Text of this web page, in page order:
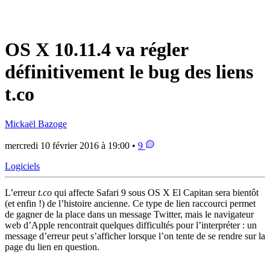
OS X 10.11.4 va régler
définitivement le bug des liens
t.co
Mickaël Bazoge
mercredi 10 février 2016 à 19:00 • 9
Logiciels
L’erreurt.co qui affecte Safari 9 sous OS X El Capitan sera bientôt
(et enfin !) de l’histoire ancienne. Ce type de lien raccourci permet
de gagner de la place dans un message Twitter, mais le navigateur
web d’Apple rencontrait quelques difficultés pour l’interpréter : un
message d’erreur peut s’afficher lorsque l’on tente de se rendre sur la
page du lien en question.